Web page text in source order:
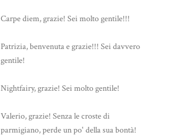
Carpe diem, grazie! Sei molto gentile!!!
Patrizia, benvenuta e grazie!!! Sei davvero
gentile!
Nightfairy, grazie! Sei molto gentile!
Valerio, grazie! Senza le croste di
parmigiano, perde un po' della sua bontà!